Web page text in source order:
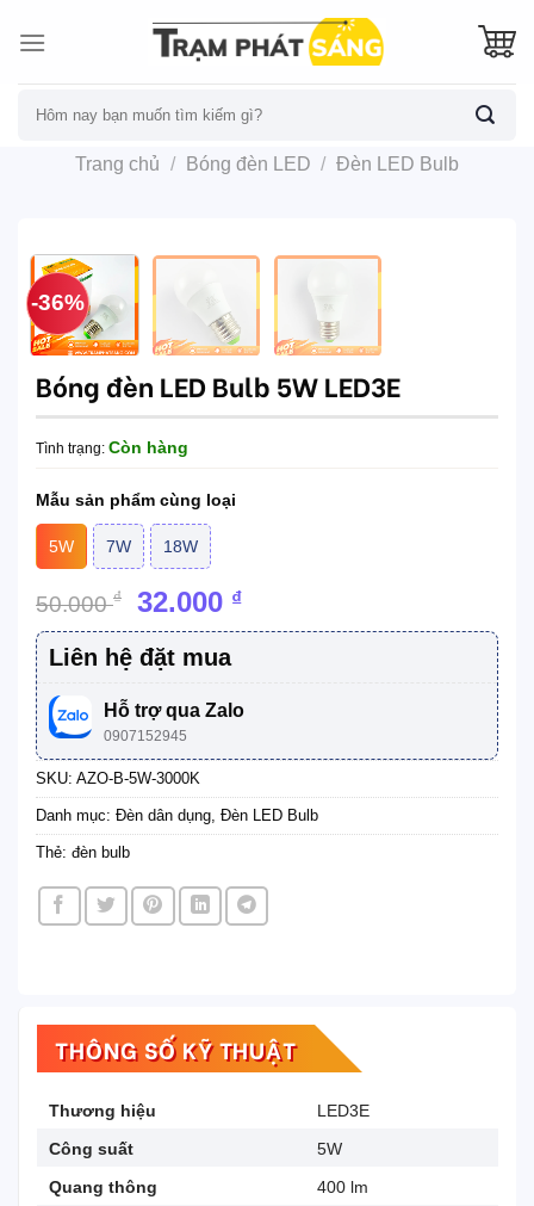
Tìm
Trang chủ / Bóng đèn LED / Đèn LED Bulb
-36%
Bóng đèn LED Bulb 5W LED3E
Tình trạng: Còn hàng
Mẫu sản phẩm cùng loại
5W 7W 18W
50.000₫
Giá
gốc
là:
32.000 ₫Giá
hiện
32.000 ₫.
Liên hệ đặt mua
Hỗ trợ qua Zalo
0907152945
SKU: AZO-B-5W-3000K
Danh mục: Đèn dân dụng, Đèn LED Bulb
Thẻ: đèn bulb
THÔNG SỐ KỸ THUẬT
Thương hiệu
LED3E
Công suất
5W
Quang thông
400 lm